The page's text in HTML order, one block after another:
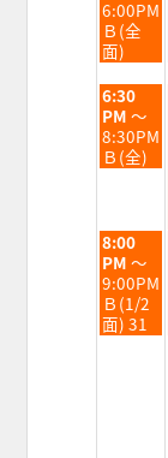
日,
8
月
18th
2026
6:00PM
Ｂ(全
面)
火
曜
日,
8
月
6:30
PM ～
8:30PM
Ｂ(全)
火
曜
日,
8
月
18th
8:00
PM ～
9:00PM
Ｂ(1/2
面) 31